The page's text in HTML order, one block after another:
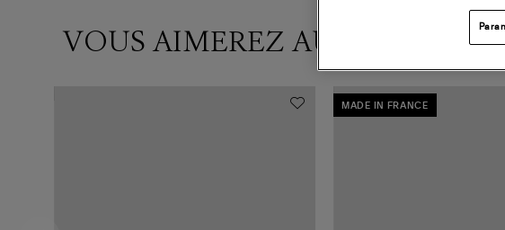
VOUS AIMEREZ AUSSI
MADE IN FRANCE